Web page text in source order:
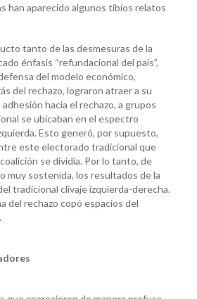
han aparecido algunos tibios relatos
tanto de las desmesuras de la
énfasis “refundacional del país”,
del modelo económico,
del rechazo, lograron atraer a su
hacia el rechazo, a grupos
se ubicaban en el espectro
Esto generó, por supuesto,
este electorado tradicional que
se dividía. Por lo tanto, de
muy sostenida, los resultados de la
tradicional clivaje izquierda-derecha.
del rechazo copó espacios del